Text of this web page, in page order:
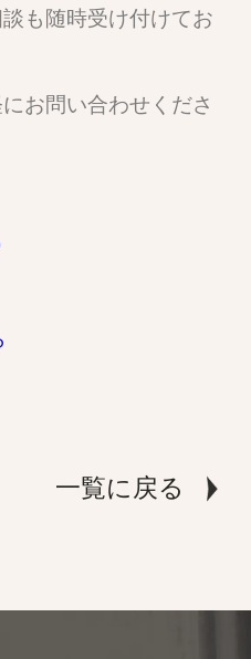
も随時受け付けてお
お問い合わせくださ
一覧に戻る